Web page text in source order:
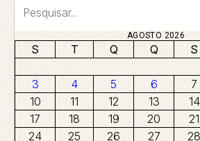
AGOSTO 2026
S T Q Q S
3
4 5 6 7
10
11 12 13 14
17
18 19 20 21
24
25 26 27 28